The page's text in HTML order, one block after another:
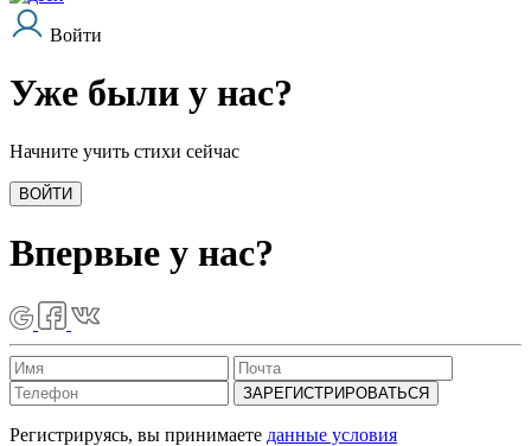
Войти
Уже были у нас?
Начните учить стихи сейчас
ВОЙТИ
Впервые у нас?
ЗАРЕГИСТРИРОВАТЬСЯ
Регистрируясь, вы принимаете данные условия